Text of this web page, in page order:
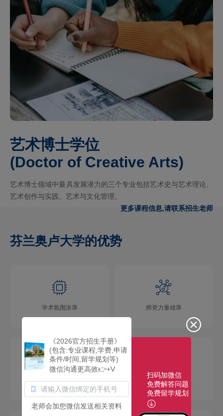
艺术博士学位
(Doctor of Creative Arts)
艺术博士领域中最具发展潜力的三个专业包括艺术史与艺术理论、
艺术创作与实践、艺术与文化管理。
更多课程信息,请联系招生老师
芬兰奥卢大学的优势
学术氛围浓厚 师资力量雄厚
校园环境优美 社团活动多彩
《2026官方招生手册》
(包含:专业课程,学费,申请
条件/时间,留学规划等)
微信沟通更高效👉+V
老师会加您微信发送相关资料
扫码加微信
免费解答问题
免费留学规划